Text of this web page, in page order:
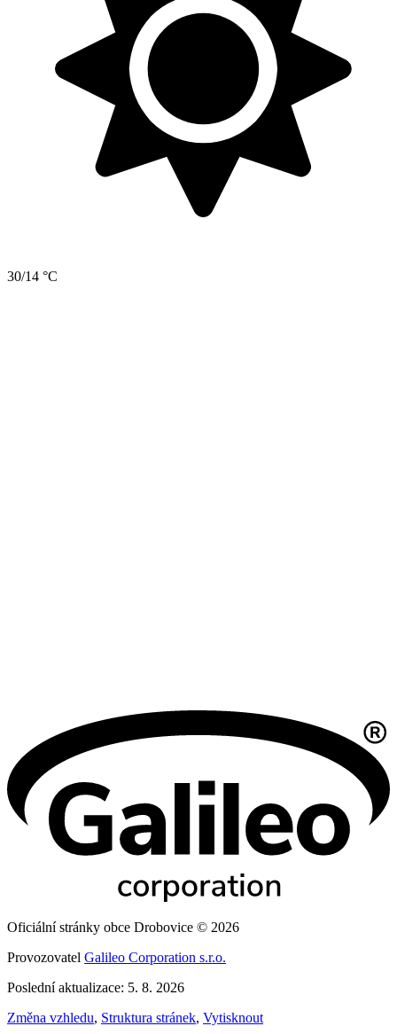
30/14 °C
Oficiální stránky obce Drobovice © 2026
Provozovatel Galileo Corporation s.r.o.
Poslední aktualizace: 5. 8. 2026
Změna vzhledu, Struktura stránek, Vytisknout